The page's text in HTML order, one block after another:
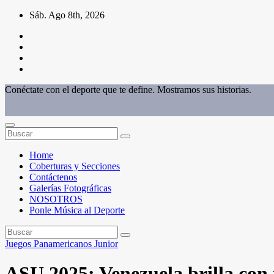
Saltar
contenido
Sáb. Ago 8th, 2026
Conéctate con el deporte que te define. Mostramos sus historias.
Home
Coberturas y Secciones
Contáctenos
Galerías Fotográficas
NOSOTROS
Ponle Música al Deporte
Juegos Panamericanos Junior